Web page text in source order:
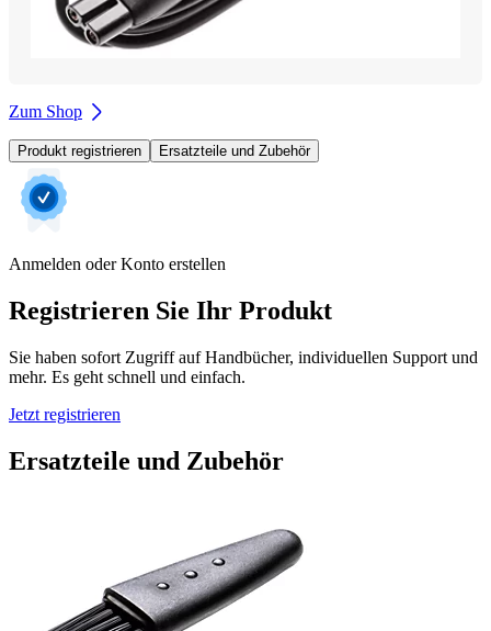
Zum Shop
Produkt registrieren Ersatzteile und Zubehör
Anmelden oder Konto erstellen
Registrieren Sie Ihr Produkt
Sie haben sofort Zugriff auf Handbücher, individuellen Support und
mehr. Es geht schnell und einfach.
Jetzt registrieren
Ersatzteile und Zubehör